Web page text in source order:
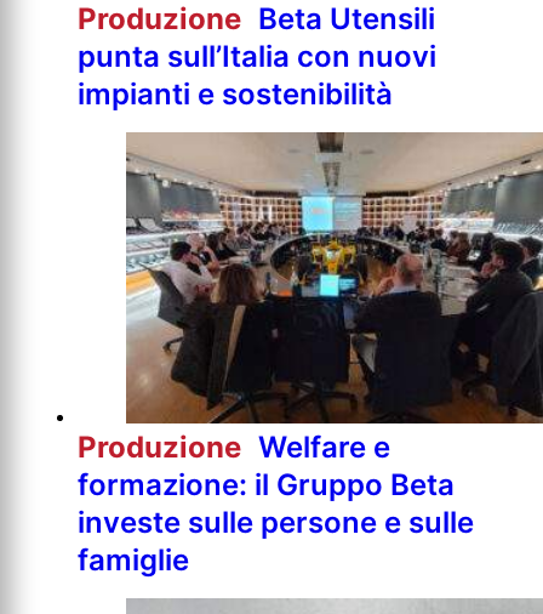
Produzione Beta Utensili
punta sull’Italia con nuovi
impianti e sostenibilità
Produzione Welfare e
formazione: il Gruppo Beta
investe sulle persone e sulle
famiglie